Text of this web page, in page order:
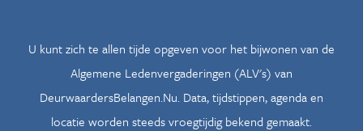
U kunt zich te allen tijde opgeven voor het bijwonen van de
Algemene Ledenvergaderingen (ALV's) van
DeurwaardersBelangen.Nu. Data, tijdstippen, agenda en
locatie worden steeds vroegtijdig bekend gemaakt.